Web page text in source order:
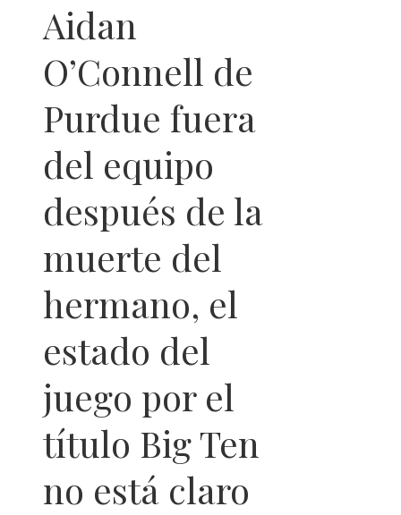
Aidan
O’Connell de
Purdue fuera
del equipo
después de la
muerte del
hermano, el
estado del
juego por el
título Big Ten
no está claro